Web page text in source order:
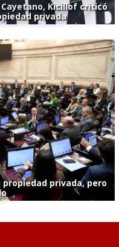
Kicillof criticó
privada
propiedad privada, pero